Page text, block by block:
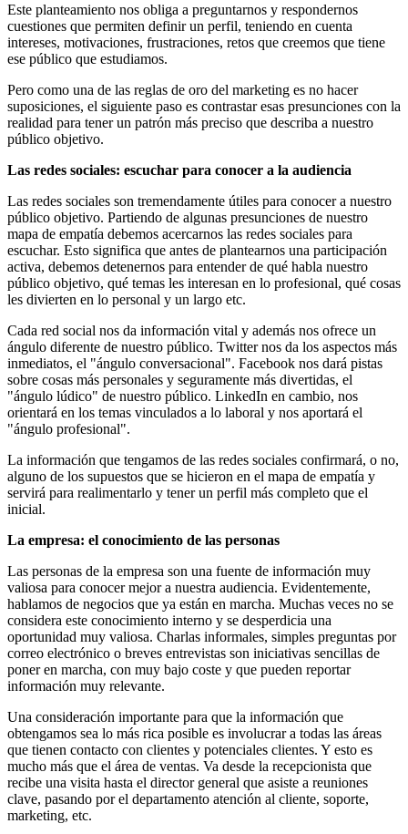
Este planteamiento nos obliga a preguntarnos y respondernos
cuestiones que permiten definir un perfil, teniendo en cuenta
intereses, motivaciones, frustraciones, retos que creemos que tiene
ese público que estudiamos.
Pero como una de las reglas de oro del marketing es no hacer
suposiciones, el siguiente paso es contrastar esas presunciones con la
realidad para tener un patrón más preciso que describa a nuestro
público objetivo.
Las redes sociales: escuchar para conocer a la audiencia
Las redes sociales son tremendamente útiles para conocer a nuestro
público objetivo. Partiendo de algunas presunciones de nuestro
mapa de empatía debemos acercarnos las redes sociales para
escuchar. Esto significa que antes de plantearnos una participación
activa, debemos detenernos para entender de qué habla nuestro
público objetivo, qué temas les interesan en lo profesional, qué cosas
les divierten en lo personal y un largo etc.
Cada red social nos da información vital y además nos ofrece un
ángulo diferente de nuestro público. Twitter nos da los aspectos más
inmediatos, el "ángulo conversacional". Facebook nos dará pistas
sobre cosas más personales y seguramente más divertidas, el
"ángulo lúdico" de nuestro público. LinkedIn en cambio, nos
orientará en los temas vinculados a lo laboral y nos aportará el
"ángulo profesional".
La información que tengamos de las redes sociales confirmará, o no,
alguno de los supuestos que se hicieron en el mapa de empatía y
servirá para realimentarlo y tener un perfil más completo que el
inicial.
La empresa: el conocimiento de las personas
Las personas de la empresa son una fuente de información muy
valiosa para conocer mejor a nuestra audiencia. Evidentemente,
hablamos de negocios que ya están en marcha. Muchas veces no se
considera este conocimiento interno y se desperdicia una
oportunidad muy valiosa. Charlas informales, simples preguntas por
correo electrónico o breves entrevistas son iniciativas sencillas de
poner en marcha, con muy bajo coste y que pueden reportar
información muy relevante.
Una consideración importante para que la información que
obtengamos sea lo más rica posible es involucrar a todas las áreas
que tienen contacto con clientes y potenciales clientes. Y esto es
mucho más que el área de ventas. Va desde la recepcionista que
recibe una visita hasta el director general que asiste a reuniones
clave, pasando por el departamento atención al cliente, soporte,
marketing, etc.